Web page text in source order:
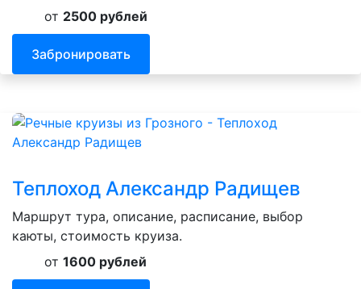
от 2500 рублей
Забронировать
Теплоход Александр Радищев
Маршрут тура, описание, расписание, выбор
каюты, стоимость круиза.
от 1600 рублей